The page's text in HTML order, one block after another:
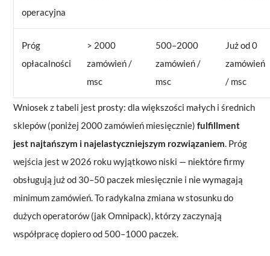
operacyjna
Próg
opłacalności
> 2000
zamówień /
msc
500–2000
zamówień /
msc
Już od 0
zamówień
/ msc
Wniosek z tabeli jest prosty: dla większości małych i średnich
sklepów (poniżej 2000 zamówień miesięcznie)fulfillment
jest najtańszym i najelastyczniejszym rozwiązaniem . Próg
wejścia jest w 2026 roku wyjątkowo niski — niektóre firmy
obsługują już od 30–50 paczek miesięcznie i nie wymagają
minimum zamówień. To radykalna zmiana w stosunku do
dużych operatorów (jak Omnipack), którzy zaczynają
współpracę dopiero od 500–1000 paczek.